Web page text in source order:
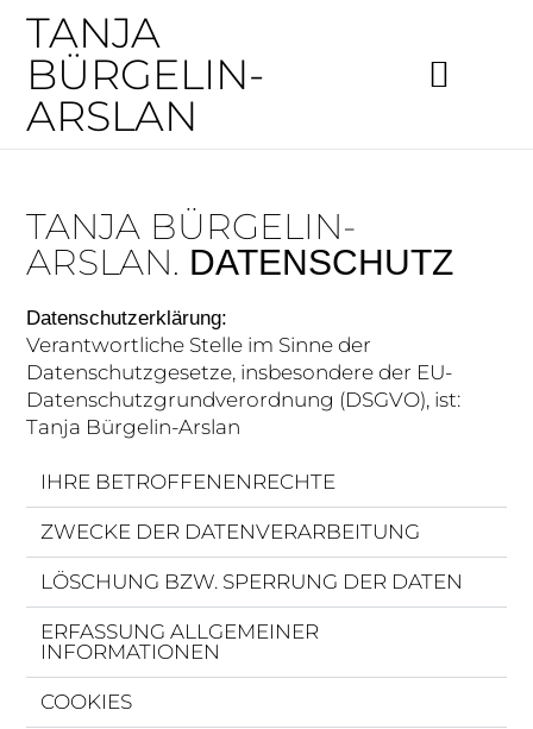
TANJA
BÜRGELIN-
ARSLAN
TANJA BÜRGELIN-
ARSLAN. DATENSCHUTZ
Datenschutzerklärung:
Verantwortliche Stelle im Sinne der
Datenschutzgesetze, insbesondere der EU-
Datenschutzgrundverordnung (DSGVO), ist:
Tanja Bürgelin-Arslan
IHRE BETROFFENENRECHTE
ZWECKE DER DATENVERARBEITUNG
LÖSCHUNG BZW. SPERRUNG DER DATEN
ERFASSUNG ALLGEMEINER
INFORMATIONEN
COOKIES